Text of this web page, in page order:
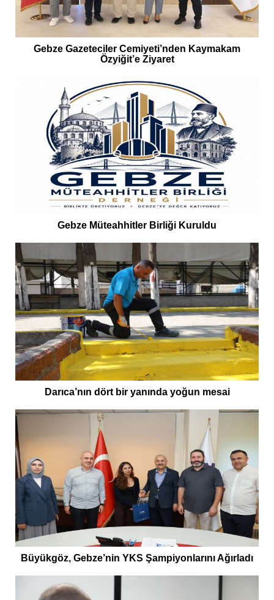
Gebze Gazeteciler Cemiyeti’nden Kaymakam
Özyiğit’e Ziyaret
Gebze Müteahhitler Birliği Kuruldu
Darıca’nın dört bir yanında yoğun mesai
Büyükgöz, Gebze’nin YKS Şampiyonlarını Ağırladı